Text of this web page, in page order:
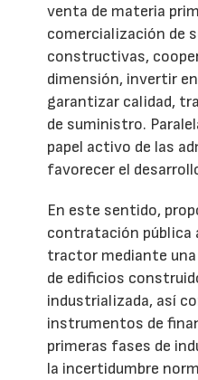
venta de materia
comercialización de
constructivas,
dimensión, invertir
garantizar calidad,
de suministro.
papel activo de las
favorecer el
En este sentido,
contratación pública
tractor mediante
de edificios
industrializada, así
instrumentos de
primeras fases de
la incertidumbre